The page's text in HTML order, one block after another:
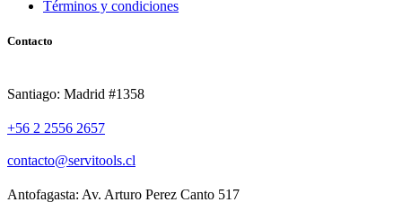
Términos y condiciones
Contacto
Santiago: Madrid #1358
+56 2 2556 2657
contacto@servitools.cl
Antofagasta: Av. Arturo Perez Canto 517